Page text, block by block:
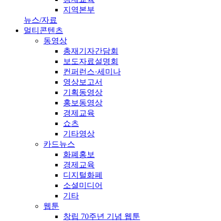
지역본부
뉴스/자료
멀티콘텐츠
동영상
총재기자간담회
보도자료설명회
컨퍼런스·세미나
영상보고서
기획동영상
홍보동영상
경제교육
쇼츠
기타영상
카드뉴스
화폐홍보
경제교육
디지털화폐
소셜미디어
기타
웹툰
창립 70주년 기념 웹툰